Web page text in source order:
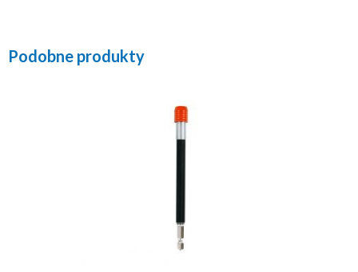
Podobne produkty